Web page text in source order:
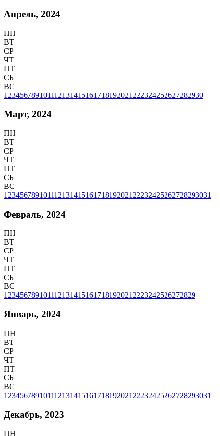
Апрель, 2024
ПН
ВТ
СР
ЧТ
ПТ
СБ
ВС
1 23456789101112131415161718192021 222324252627282930
Март, 2024
ПН
ВТ
СР
ЧТ
ПТ
СБ
ВС
1 23456789101112131415161718192021 22232425262728293031
Февраль, 2024
ПН
ВТ
СР
ЧТ
ПТ
СБ
ВС
1234567891011121314151617181920212223242526272829
Январь, 2024
ПН
ВТ
СР
ЧТ
ПТ
СБ
ВС
1 23456789101112131415161718192021 22232425262728293031
Декабрь, 2023
ПН